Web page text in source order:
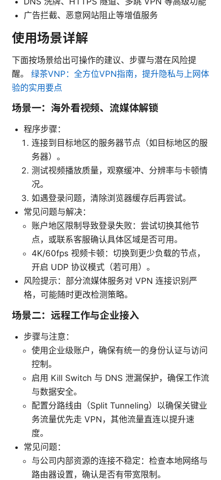
广告拦截、恶意网站阻止等增值服务
使用场景详解
下面按场景给出可操作的建议、步骤与潜在风险提
醒。 绿茶VNP：全方位VPN指南，提升隐私与上网体
验的实用要点
场景一：海外看视频、流媒体解锁
程序步骤：
连接到目标地区的服务器节点（如目标地区的服
务器）。
测试视频播放质量，观察缓冲、分辨率与卡顿情
况。
如遇登录问题，清除浏览器缓存后再尝试。
常见问题与解决：
账户地区限制导致登录失败：尝试切换其他节
点，或联系客服确认具体区域是否可用。
4K/60fps 视频卡顿：切换到更少负载的节点，
开启 UDP 协议模式（若可用）。
风险提示：部分流媒体服务对 VPN 连接识别严
格，可能随时更改检测策略。
场景二：远程工作与企业接入
步骤与注意：
使用企业级账户，确保有统一的身份认证与访问
控制。
启用 Kill Switch 与 DNS 泄漏保护，确保工作流
与数据安全。
配置分路线由（Split Tunneling）以确保关键业
务流量优先走 VPN，其他流量直连以提升速
度。
常见问题：
与公司内部资源的连接不稳定：检查本地网络与
路由器设置，确认是否有带宽限制。